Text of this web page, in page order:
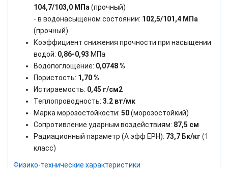
104,7/103,0 МПа (прочный)
- в водонасыщеном состоянии: 102,5/101,4 МПа
(прочный)
Коэффициент снижения прочности при насыщении
водой: 0,86-0,93 МПа
Водопоглощение: 0,0748 %
Пористость: 1,70 %
Истираемость: 0,45 г/см2
Теплопроводность: 3.2 вт/мк
Марка морозостойкости: 50(морозостойкий)
Сопротивление ударным воздействиям: 87,5 см
Радиационный параметр (А эфф ЕРН): 73,7 Бк/кг (1
класс)
Физико-технические характеристики